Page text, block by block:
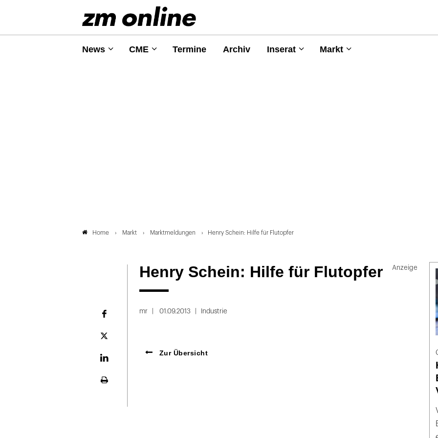
News CME Termine Archiv Inserat Markt
Home Markt Marktmeldungen Henry Schein: Hilfe für Flutopfer
Henry Schein: Hilfe für Flutopfer
Plattform
mr 01.09.2013 Industrie
Zur Übersicht